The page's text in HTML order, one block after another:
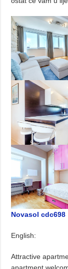
Novasol cdc698
English:
Attractive